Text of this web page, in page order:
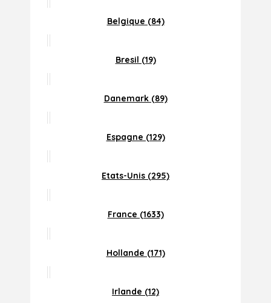
Belgique (84)
Bresil (19)
Danemark (89)
Espagne (129)
Etats-Unis (295)
France (1633)
Hollande (171)
Irlande (12)